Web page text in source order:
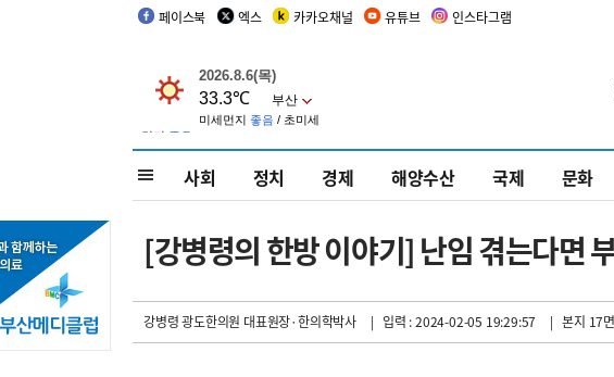
페이스북 엑스 카카오채널 유튜브 인스타그램
사회 정치 경제 해양수산 국제 문화
[강병령의 한방 이야기] 난임 겪는다면
강병령 광도한의원 대표원장·한의학박사 | 입력 : 2024-02-05 19:29:57 | 본지 17면